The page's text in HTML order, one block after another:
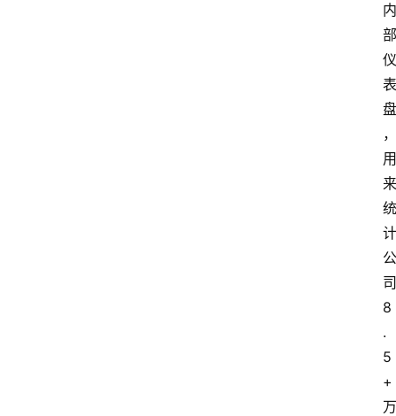
内
部
仪
表
盘
，
用
来
统
计
公
司
8
.
5
+
万